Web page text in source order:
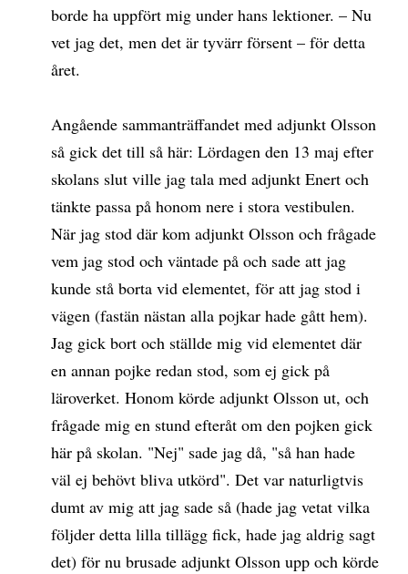
borde ha uppfört mig under hans lektioner. – Nu
vet jag det, men det är tyvärr försent – för detta
året.
Angående sammanträffandet med adjunkt Olsson
så gick det till så här: Lördagen den 13 maj efter
skolans slut ville jag tala med adjunkt Enert och
tänkte passa på honom nere i stora vestibulen.
När jag stod där kom adjunkt Olsson och frågade
vem jag stod och väntade på och sade att jag
kunde stå borta vid elementet, för att jag stod i
vägen (fastän nästan alla pojkar hade gått hem).
Jag gick bort och ställde mig vid elementet där
en annan pojke redan stod, som ej gick på
läroverket. Honom körde adjunkt Olsson ut, och
frågade mig en stund efteråt om den pojken gick
här på skolan. "Nej" sade jag då, "så han hade
väl ej behövt bliva utkörd". Det var naturligtvis
dumt av mig att jag sade så (hade jag vetat vilka
följder detta lilla tillägg fick, hade jag aldrig sagt
det) för nu brusade adjunkt Olsson upp och körde